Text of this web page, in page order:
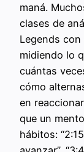
maná.
clases de
Legends
midiendo lo
cuántas
cómo
en
que un
hábitos: